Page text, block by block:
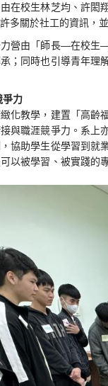
在校生林芝均、許閎
多關於社工的資訊，
營由「師長—在校生
；同時也引導青年
爭力
化教學，建置「高齡
與職涯競爭力。系上
協助學生從學習到就
以被學習、被實踐的